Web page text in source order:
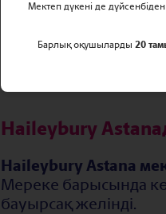
Haileybury
Haileybury Astana
Мереке барысында
бауырсақ желінді.
Мектеп дүкені де
Барлық оқушыларды 20